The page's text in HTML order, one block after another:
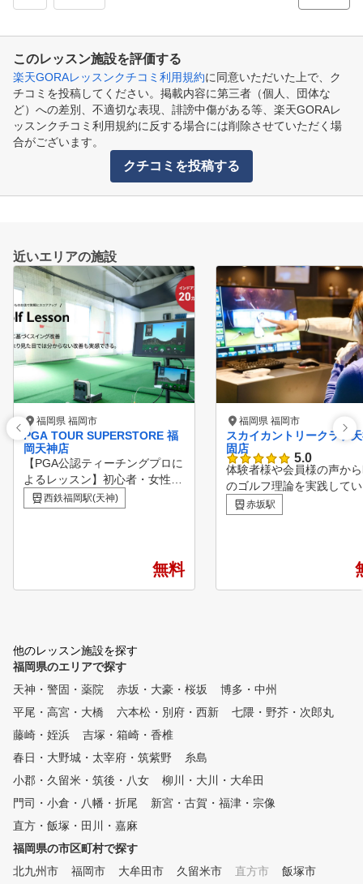
このレッスン施設を評価する
楽天GORAレッスンクチコミ利用規約に同意いただいた上で、ク
チコミを投稿してください。掲載内容に第三者（個人、団体な
ど）への差別、不適切な表現、誹謗中傷がある等、楽天GORAレ
ッスンクチコミ利用規約に反する場合には削除させていただく場
合がございます。
クチコミを投稿する
近いエリアの施設
福岡県 福岡市
PGA TOUR SUPERSTORE 福
岡天神店
【PGA公認ティーチングプロに
よるレッスン】初心者・女性・
シニア・ジュニアまで幅広く大
歓迎！通常2名、最大でも3名の
最新測定器やパター分析で課題
を“見える化”し、効率よく上達
へ。さらにクラブフィッティン
コアアップを目指しましょう！
■POINT1 少人数制レッスン
通常2名（最大3名）の少人数
制。丁寧で分かりやすい指導だ
個人カルテで継続管理 カ
ルテを活用し、毎回のレッスン
ても一貫性ある指導が可能。 ■
POINT3 最新測定器＆パター
分析 スイングやパットを数
把握して上達をサポート。 ■P
OINT4 自由練習も可能 レ
西鉄福岡駅(天神)
無料
福岡県 福岡市
スカイカントリークラブ
固店
5.0
体験者様や会員様の声か
のゴルフ理論を実践して
クールが多いと感じます
Cでは令和のゴルフ理論で
特徴】 １．予約時間内打
打角やスピン量などの数
にスイング分析！大型ス
パーティールームの利用
練習が可能！ ７．最新の
、利用するみなさまが心
赤坂駅
他のレッスン施設を探す
福岡県のエリアで探す
天神・警固・薬院
赤坂・大豪・桜坂
博多・中州
平尾・高宮・大橋
六本松・別府・西新
七隈・野芥・次郎丸
藤崎・姪浜
吉塚・箱崎・香椎
春日・大野城・太宰府・筑紫野
糸島
小郡・久留米・筑後・八女
柳川・大川・大牟田
門司・小倉・八幡・折尾
新宮・古賀・福津・宗像
直方・飯塚・田川・嘉麻
福岡県の市区町村で探す
北九州市
福岡市 大牟田市 久留米市 直方市
飯塚市